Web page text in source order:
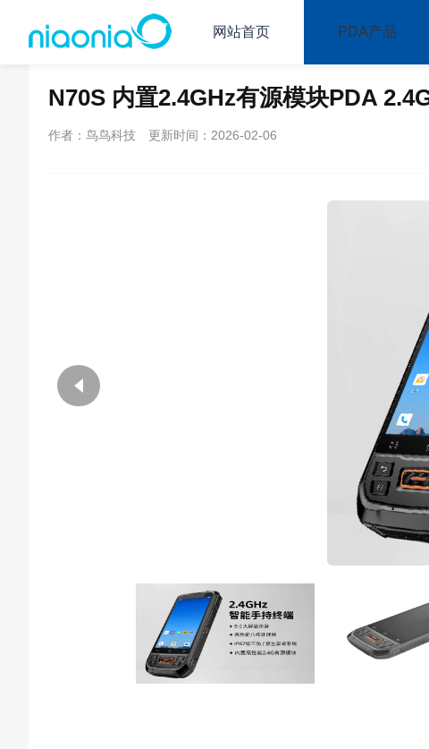
网站首页 PDA产品
主页 PDA产品 其他手持终端 巡检手持终端
N70S 内置2.4GHz有源模块PDA
作者：鸟鸟科技 更新时间：2026-02-06